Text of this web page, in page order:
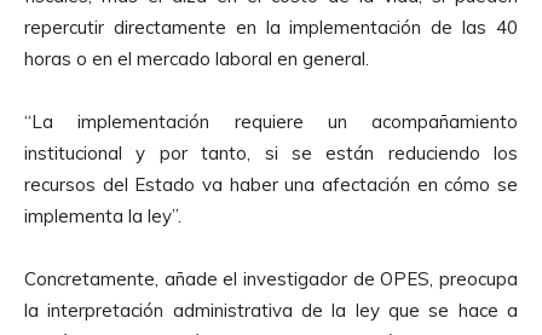
A
u
d
o
repercutir directamente en la implementación de las 40
horas o en el mercado laboral en general.
“La implementación requiere un acompañamiento
institucional y por tanto, si se están reduciendo los
recursos del Estado va haber una afectación en cómo se
implementa la ley”.
Concretamente, añade el investigador de OPES, preocupa
la interpretación administrativa de la ley que se hace a